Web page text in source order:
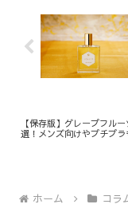
【保存版】グレープフル
選！メンズ向けやプチプ
ホーム コラ